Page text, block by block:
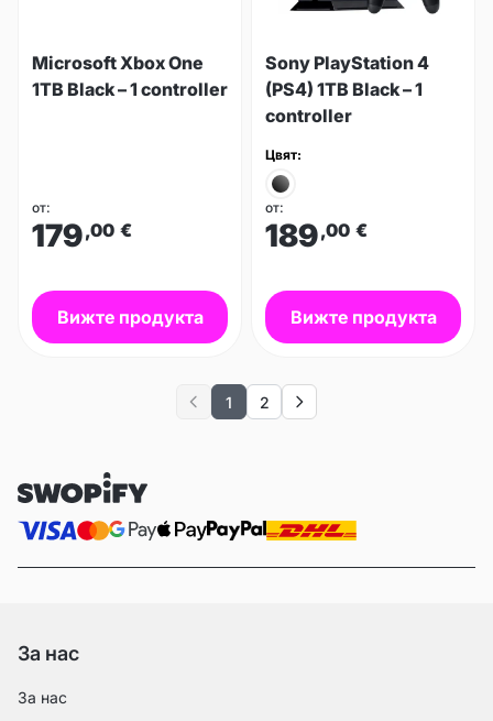
Microsoft Xbox One
1TB Black – 1 controller
от:
179,00 €
Вижте продукта
Sony PlayStation 4
(PS4) 1TB Black – 1
controller
Цвят:
от:
189,00 €
Вижте продукта
Previous
1 2 Next
За нас
За нас